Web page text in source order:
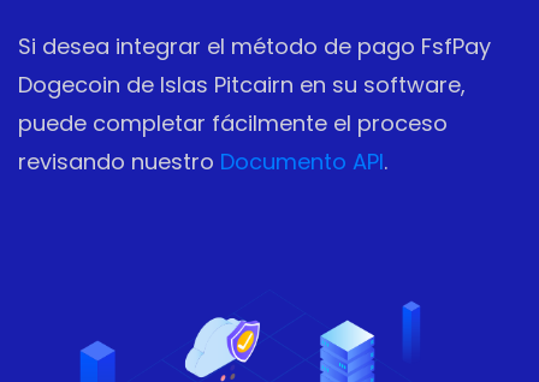
Si desea integrar el método de pago FsfPay
Dogecoin de Islas Pitcairn en su software,
puede completar fácilmente el proceso
revisando nuestro Documento API.